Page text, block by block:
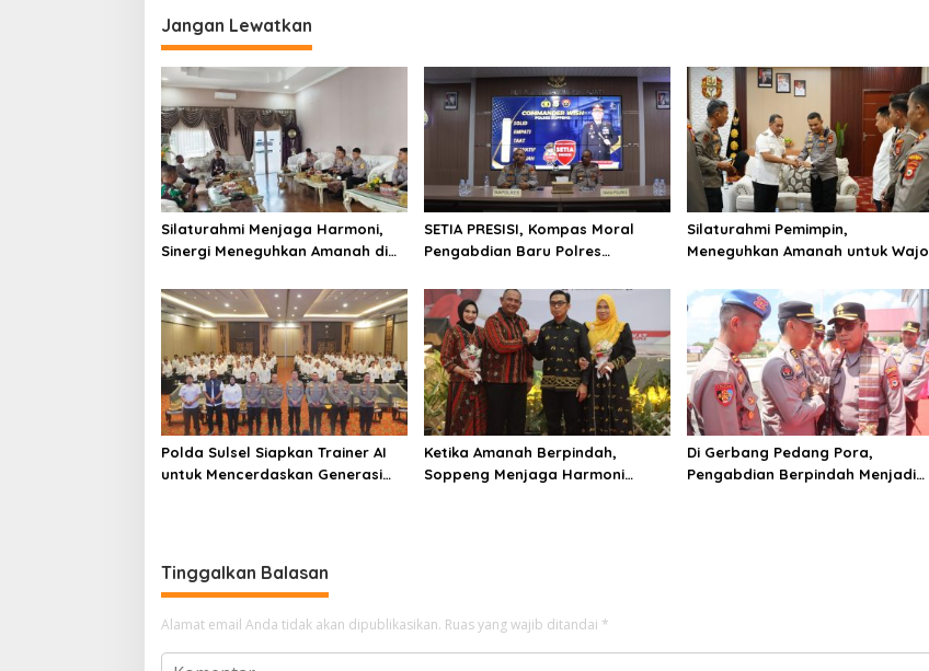
Jangan Lewatkan
Silaturahmi Menjaga Harmoni,
Sinergi Meneguhkan Amanah di
SETIA PRESISI, Kompas Moral
Pengabdian Baru Polres
Silaturahmi Pemimpin,
Meneguhkan Amanah untuk Wajo
Polda Sulsel Siapkan Trainer AI
untuk Mencerdaskan Generasi
Ketika Amanah Berpindah,
Soppeng Menjaga Harmoni
Di Gerbang Pedang Pora,
Pengabdian Berpindah Menjadi
Tinggalkan Balasan
Alamat email Anda tidak akan dipublikasikan. Ruas yang wajib ditandai *